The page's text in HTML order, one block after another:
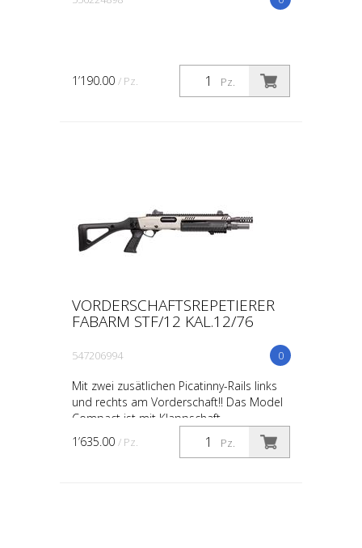
Pz.
1’190.00 / Pz.
VORDERSCHAFTSREPETIERER
FABARM STF/12 KAL.12/76
0
547206994
Mit zwei zusätlichen Picatinny-Rails links
und rechts am Vorderschaft!! Das Model
Compact ist mit Klappschaft.
Pz.
1’635.00 / Pz.